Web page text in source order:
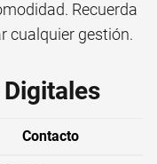
Recuerda
cualquier gestión.
Contacto